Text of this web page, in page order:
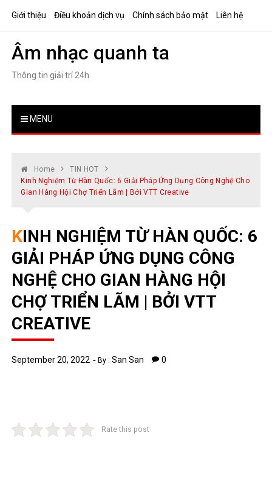
Giới thiệu Điều khoản dịch vụ Chính sách bảo mật Liên hệ
Âm nhạc quanh ta
Thông tin giải trí 24h
MENU
Home
TIN HOT
Kinh Nghiệm Từ Hàn Quốc: 6 Giải Pháp Ứng Dụng Công Nghệ Cho
Gian Hàng Hội Chợ Triển Lãm | Bởi VTT Creative
KINH NGHIỆM TỪ HÀN QUỐC: 6
GIẢI PHÁP ỨNG DỤNG CÔNG
NGHỆ CHO GIAN HÀNG HỘI
CHỢ TRIỂN LÃM | BỞI VTT
CREATIVE
September 20, 2022 By :San San 0
Rate this post